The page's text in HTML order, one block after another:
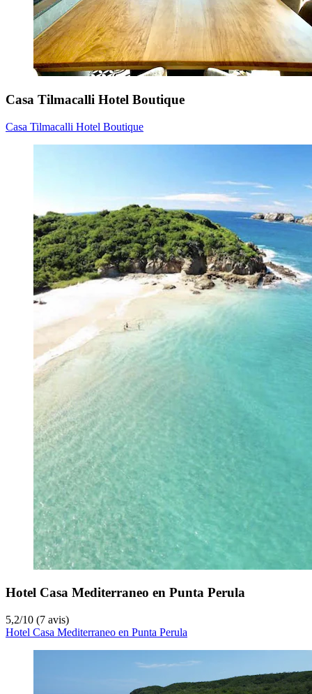
Casa Tilmacalli Hotel Boutique
Casa Tilmacalli Hotel Boutique
Hotel Casa Mediterraneo en Punta Perula
5,2/10 (7 avis)
Hotel Casa Mediterraneo en Punta Perula